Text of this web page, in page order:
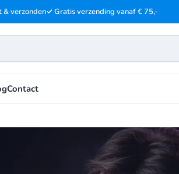
verzonden✓ Gratis verzending vanaf € 75,-
Contact